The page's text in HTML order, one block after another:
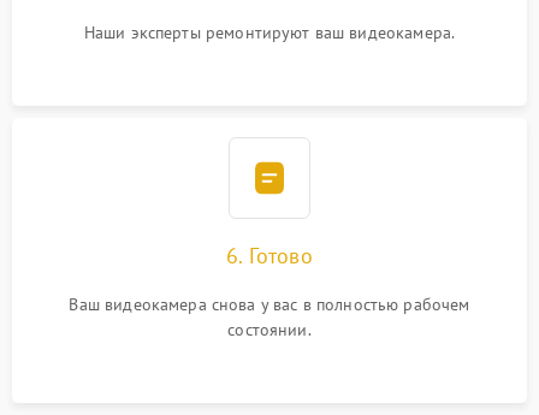
Наши эксперты ремонтируют ваш видеокамера.
6. Готово
Ваш видеокамера снова у вас в полностью рабочем
состоянии.